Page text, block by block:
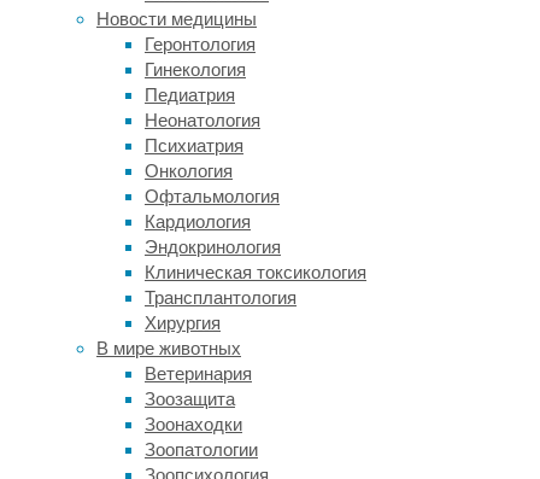
Новости медицины
Геронтология
Гинекология
Педиатрия
Неонатология
Психиатрия
Онкология
Офтальмология
Кардиология
Эндокринология
Клиническая токсикология
Трансплантология
Хирургия
В мире животных
Ветеринария
Зоозащита
Зоонаходки
Зоопатологии
Зоопсихология
лежит
простой,
но
максимально
эффективный
принцип
полного
исключения
случайного
запуска
механизмов
при
их
наладке.
Когда
агрегат
отправляется
на